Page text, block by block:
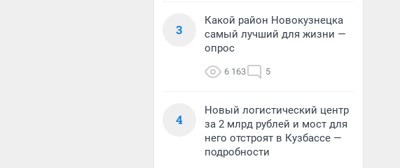
3
Какой район Новокузнецка
самый лучший для жизни —
опрос
6 163 5
4
Новый логистический центр
за 2 млрд рублей и мост для
него отстроят в Кузбассе —
подробности